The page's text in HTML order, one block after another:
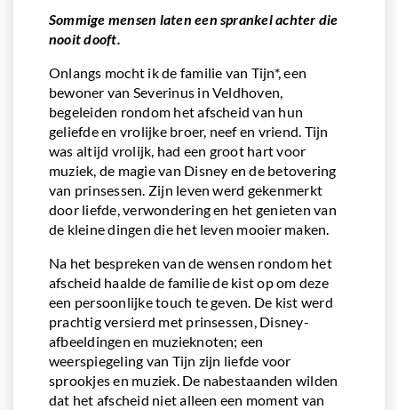
Sommige mensen laten een sprankel achter die
nooit dooft.
Onlangs mocht ik de familie van Tijn*, een
bewoner van Severinus in Veldhoven,
begeleiden rondom het afscheid van hun
geliefde en vrolijke broer, neef en vriend. Tijn
was altijd vrolijk, had een groot hart voor
muziek, de magie van Disney en de betovering
van prinsessen. Zijn leven werd gekenmerkt
door liefde, verwondering en het genieten van
de kleine dingen die het leven mooier maken.
Na het bespreken van de wensen rondom het
afscheid haalde de familie de kist op om deze
een persoonlijke touch te geven. De kist werd
prachtig versierd met prinsessen, Disney-
afbeeldingen en muzieknoten; een
weerspiegeling van Tijn zijn liefde voor
sprookjes en muziek. De nabestaanden wilden
dat het afscheid niet alleen een moment van